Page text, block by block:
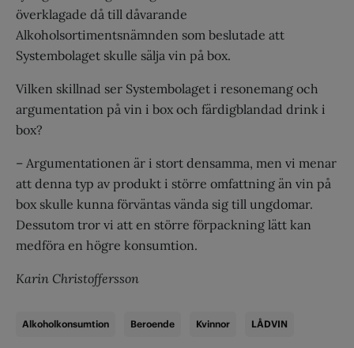
överklagade då till dåvarande
Alkoholsortimentsnämnden som beslutade att
Systembolaget skulle sälja vin på box.
Vilken skillnad ser Systembolaget i resonemang och
argumentation på vin i box och färdigblandad drink i
box?
– Argumentationen är i stort densamma, men vi menar
att denna typ av produkt i större omfattning än vin på
box skulle kunna förväntas vända sig till ungdomar.
Dessutom tror vi att en större förpackning lätt kan
medföra en högre konsumtion.
Karin Christoffersson
Alkoholkonsumtion Beroende Kvinnor LÅDVIN